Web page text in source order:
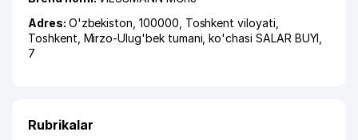
Adres: O'zbekiston, 100000, Toshkent viloyati
Toshkent Mirzo-Ulug'bek tumani ,ko'chasi SALAR BUYI
7
Rubrikalar